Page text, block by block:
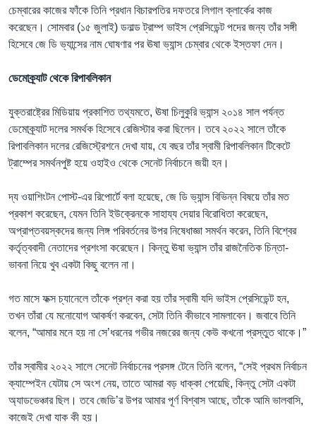
চেম্বারের কাজের ফাঁকে তিনি প্রধান বিচারপতির দফতরে লিগাল ক্লার্কের কাজ
করেছেন। সোমবার (১৫ জুলাই) ডনাল্ড ট্রাম্প ভাইস প্রেসিডেন্ট পদের জন্য তাঁর সঙ্গী
হিসেবে জে ডি ভ্যান্সের নাম ঘোষণার পর ঊষা ভ্যান্স চেম্বার থেকে ইস্তফা দেন।
ডেমোক্র্যাট থেকে রিপাবলিকান
যুক্তরাষ্ট্রের মিডিয়ায় প্রকাশিত তথ্যমতে, ঊষা চিলুকুরি ভ্যান্স ২০১৪ সাল পর্যন্ত
ডেমোক্র্যাট দলের সমর্থক হিসেবে রেজিস্টার করা ছিলেন। তবে ২০২২ সালে তাঁকে
রিপাবলিকান দলের রেজিস্ট্রেশনে দেখা যায়, যে বছর তাঁর স্বামী রিপাবলিকান টিকেটে
ট্রাম্পের সমর্থনপুষ্ট হয়ে ওহাইও থেকে সেনেট নির্বাচনে জয়ী হন।
দ্য ওয়াশিংটন পোস্ট-এর রিপোর্টে বলা হয়েছে, জে ডি ভ্যান্স বিভিন্ন বিষয়ে তাঁর মত
প্রকাশ করেছেন, যেমন তিনি ইউক্রেনকে সাহায্য দেয়ার বিরোধিতা করেছেন,
অপ্রাপ্তবয়স্কদের জন্য লিঙ্গ পরিবর্তনের উপর নিষেধাজ্ঞা সমর্থন করেন, তিনি বিশ্বের
কর্তৃত্ববাদী নেতাদের প্রশংসা করেছেন। কিন্তু ঊষা ভ্যান্স তাঁর রাজনৈতিক চিন্তা-
ভাবনা নিয়ে খুব একটা কিছু বলেন না।
গত মাসে ফক্স চ্যানেলে তাঁকে প্রশ্ন করা হয় তাঁর স্বামী যদি ভাইস প্রেসিডেন্ট হন,
তখন তাঁরা যে মনোযোগ আকর্ষণ করবেন, সেটা তিনি কীভাবে সামলাবেন। জবাবে তিনি
বলেন, “আমার মনে হয় না সে’ধরনের গভীর নজরের জন্য কেউ কখনো প্রস্তুত থাকে।”
তাঁর স্বামীর ২০২২ সালে সেনেট নির্বাচনের প্রসঙ্গ টেনে তিনি বলেন, “সেই প্রথম নির্বাচন
ক্যাম্পেইন যেটায় সে অংশ নেয়, তাতে আমরা বড় ধাক্কা পেয়েছি, কিন্তু সেটা একটা
অ্যাডভেঞ্চার ছিল। তবে জেডি’র উপর আমার পূর্ণ বিশ্বাস আছে, তাঁকে আমি ভালবাসি,
কাজেই দেখা যাক কী হয়।